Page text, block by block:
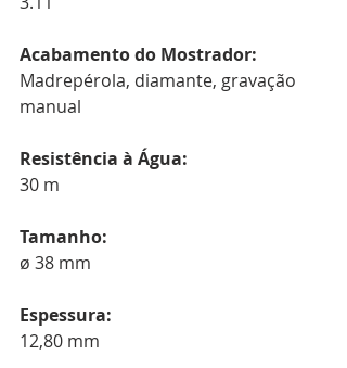
Acabamento do Mostrador:
Madrepérola, diamante, gravação
manual
Resistência à Água:
30 m
Tamanho:
ø 38 mm
Espessura:
12,80 mm